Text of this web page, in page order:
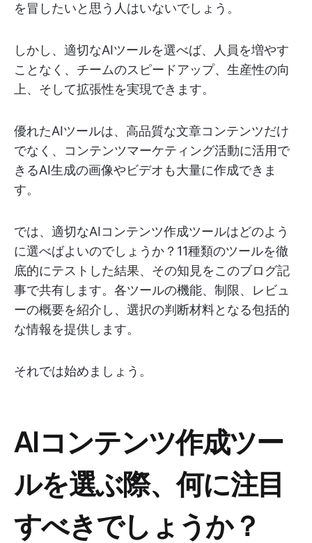
を冒したいと思う人はいないでしょう。
しかし、適切なAIツールを選べば、人員を増やす
ことなく、チームのスピードアップ、生産性の向
上、そして拡張性を実現できます。
優れたAIツールは、高品質な文章コンテンツだけ
でなく、コンテンツマーケティング活動に活用で
きるAI生成の画像やビデオも大量に作成できま
す。
では、適切なAIコンテンツ作成ツールはどのよう
に選べばよいのでしょうか？11種類のツールを徹
底的にテストした結果、その知見をこのブログ記
事で共有します。各ツールの機能、制限、レビュ
ーの概要を紹介し、選択の判断材料となる包括的
な情報を提供します。
それでは始めましょう。
AIコンテンツ作成ツー
ルを選ぶ際、何に注目
すべきでしょうか？